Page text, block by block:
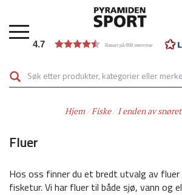
hovedinnhold
4.7 Basert på 668 stemmer
Hjem Fiske I enden av snøret
Fluer
Hos oss finner du et bredt utvalg av
fisketur. Vi har fluer til både sjø, vann og